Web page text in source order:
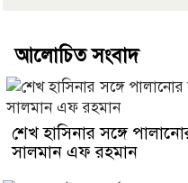
আলোচিত সংবাদ
শেখ হাসিনার সঙ্গে
সালমান এফ রহমান